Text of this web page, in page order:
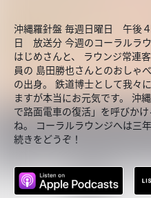
沖縄羅針盤 毎週日曜日 午後
日 放送分 今週のコーラルラ
はじめさんと、 ラウンジ常連
員の 島田勝也さんとのおしゃ
の出身。 鉄道博士として我々
ますが本当にお元気です。 沖
で路面電車の復活」を呼びか
ね。 コーラルラウンジへは三
続きをどうぞ！